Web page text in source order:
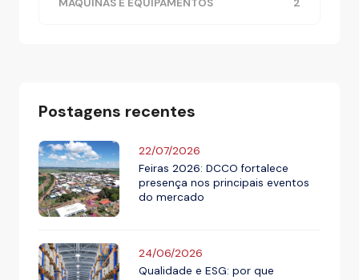
MÁQUINAS E EQUIPAMENTOS 2
Postagens recentes
22/07/2026
Feiras 2026: DCCO fortalece
presença nos principais eventos
do mercado
24/06/2026
Qualidade e ESG: por que